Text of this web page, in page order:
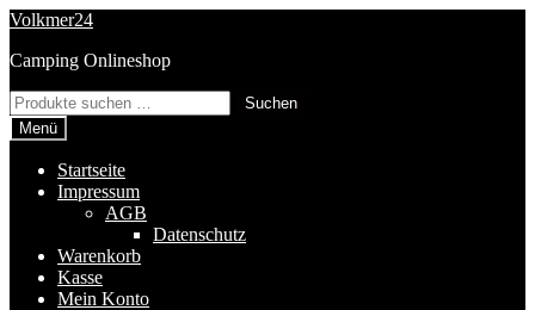
Zur
springen
Zum
springen
Volkmer24
Camping Onlineshop
Suchen
nach:
Suchen
Menü
Startseite
Impressum
AGB
Datenschutz
Warenkorb
Kasse
Mein Konto